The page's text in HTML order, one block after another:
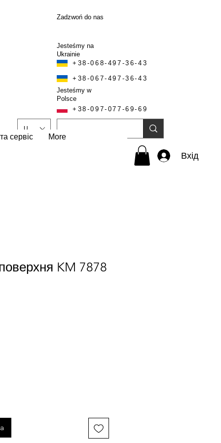
Zadzwoń do nas
Jesteśmy na
Ukrainie
+38-068-497-36-43
+38-067-497-36-43
Jesteśmy w
Polsce
UAH (₴)
+38-097-077-69-69
Вхід
сервіс More
KM 7878